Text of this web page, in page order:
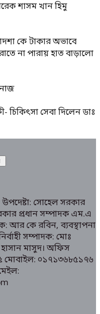
শাসম খান হিমু
কে টাকার অভাবে
না পারায় হাত বাড়ালো
চিকিৎসা সেবা দিলেন ডাঃ
উপদেষ্টা: সোহেল সরকার
প্রধান সম্পাদক এম.এ
আর কে রবিন, ব্যবস্থাপনা
সম্পাদক: মোঃ
মাসুদ। অফিস
মোবাইল: ০১৭১৩৬৮৫১৭৬